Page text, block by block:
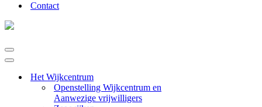
Contact
Navigatie
Menu
Navigatie
Het Wijkcentrum
Openstelling Wijkcentrum en
Aanwezige vrijwilligers